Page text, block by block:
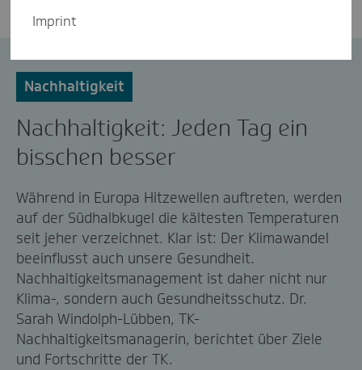
Nachhaltigkeit
Nachhaltigkeit: Jeden Tag ein
bisschen besser
Während in Europa Hitzewellen auftreten, werden
auf der Südhalbkugel die kältesten Temperaturen
seit jeher verzeichnet. Klar ist: Der Klimawandel
beeinflusst auch unsere Gesundheit.
Nachhaltigkeitsmanagement ist daher nicht nur
Klima-, sondern auch Gesundheitsschutz. Dr.
Sarah Windolph-Lübben, TK-
Nachhaltigkeitsmanagerin, berichtet über Ziele
und Fortschritte der TK.
Imprint